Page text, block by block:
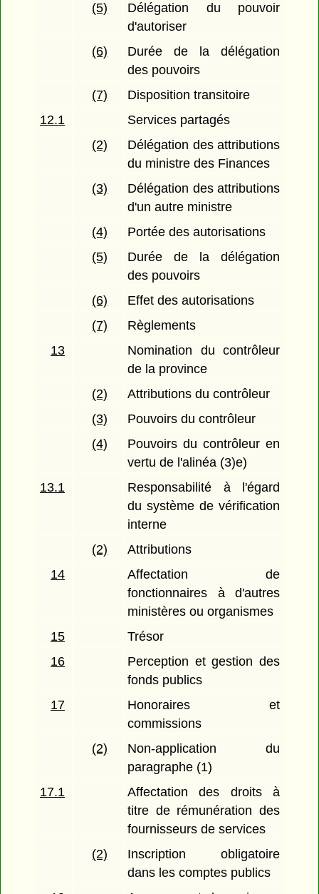
(5)
Délégation du pouvoir
d'autoriser
(6)
Durée de la délégation
des pouvoirs
(7)
Disposition transitoire
12.1
Services partagés
(2)
Délégation des attributions
du ministre des Finances
(3)
Délégation des attributions
d'un autre ministre
(4)
Portée des autorisations
(5)
Durée de la délégation
des pouvoirs
(6)
Effet des autorisations
(7)
Règlements
13
Nomination du contrôleur
de la province
(2)
Attributions du contrôleur
(3)
Pouvoirs du contrôleur
(4)
Pouvoirs du contrôleur en
vertu de l'alinéa (3)e)
13.1
Responsabilité à l'égard
du système de vérification
interne
(2)
Attributions
14
Affectation de
fonctionnaires à d'autres
ministères ou organismes
15
Trésor
16
Perception et gestion des
fonds publics
17
Honoraires et
commissions
(2)
Non-application du
paragraphe (1)
17.1
Affectation des droits à
titre de rémunération des
fournisseurs de services
(2)
Inscription obligatoire
dans les comptes publics